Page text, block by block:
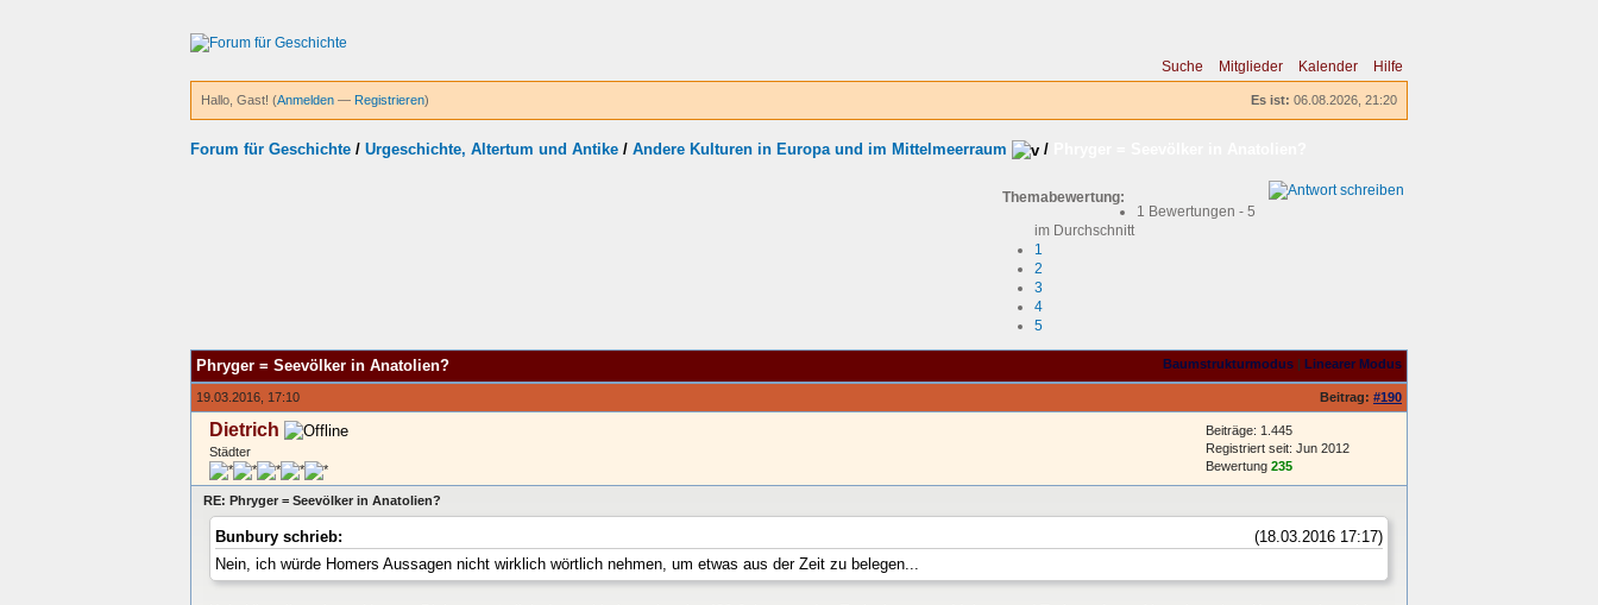
Suche Mitglieder Kalender Hilfe
Es ist: 06.08.2026, 21:20
Hallo, Gast! (Anmelden — Registrieren)
Forum für Geschichte / Urgeschichte, Altertum und Antike / Andere Kulturen in Europa und im Mittelmeerraum /
Themabewertung:
1 Bewertungen - 5
im Durchschnitt
1
2
3
4
5
Baumstrukturmodus | Linearer Modus
Phryger = Seevölker in Anatolien?
19.03.2016, 17:10 Beitrag: #190
Dietrich
Städter
Beiträge: 1.445
Registriert seit: Jun 2012
Bewertung 235
RE: Phryger = Seevölker in Anatolien?
(18.03.2016 17:17)
Bunbury schrieb:
Nein, ich würde Homers Aussagen nicht wirklich wörtlich nehmen, um etwas aus der Zeit zu belegen...